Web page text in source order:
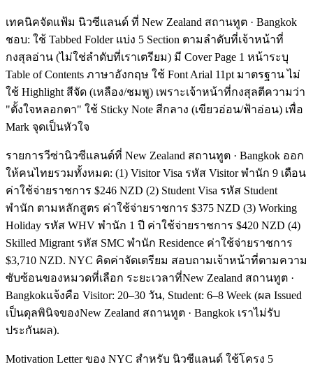
เทคนิคจัดแฟ้ม นิวซีแลนด์ ที่ New Zealand สถานทูต · Bangkok
ชอบ: ใช้ Tabbed Folder แบ่ง 5 Section ตามลำดับที่เจ้าหน้าที่
กงสุลอ่าน (ไม่ใช่ลำดับที่เราเตรียม) มี Cover Page 1 หน้าระบุ
Table of Contents ภาษาอังกฤษ ใช้ Font Arial 11pt มาตรฐาน ไม่
ใช้ Highlight สีจัด (เหลือง/ชมพู) เพราะเจ้าหน้าที่กงสุลตีความว่า
"ตั้งใจหลอกตา" ใช้ Sticky Note สีกลาง (เขียวอ่อน/ฟ้าอ่อน) เพื่อ
Mark จุดเป็นหัวใจ
รายการวีซ่านิวซีแลนด์ที่ New Zealand สถานทูต · Bangkok ออก
ให้คนไทยรวมทั้งหมด: (1) Visitor Visa รหัส Visitor พำนัก 9 เดือน
ค่าใช้จ่ายราชการ $246 NZD (2) Student Visa รหัส Student
พำนัก ตามหลักสูตร ค่าใช้จ่ายราชการ $375 NZD (3) Working
Holiday รหัส WHV พำนัก 1 ปี ค่าใช้จ่ายราชการ $420 NZD (4)
Skilled Migrant รหัส SMC พำนัก Residence ค่าใช้จ่ายราชการ
$3,710 NZD. NYC คิดค่าจัดเตรียม สอบถามเจ้าหน้าที่ตามความ
ซับซ้อนของหมวดที่เลือก ระยะเวลาที่New Zealand สถานทูต ·
Bangkokแจ้งคือ Visitor: 20–30 วัน, Student: 6–8 Week (ผล Issued
เป็นดุลพินิจของNew Zealand สถานทูต · Bangkok เราไม่รับ
ประกันผล).
Motivation Letter ของ NYC สำหรับ นิวซีแลนด์ ใช้โครง 5